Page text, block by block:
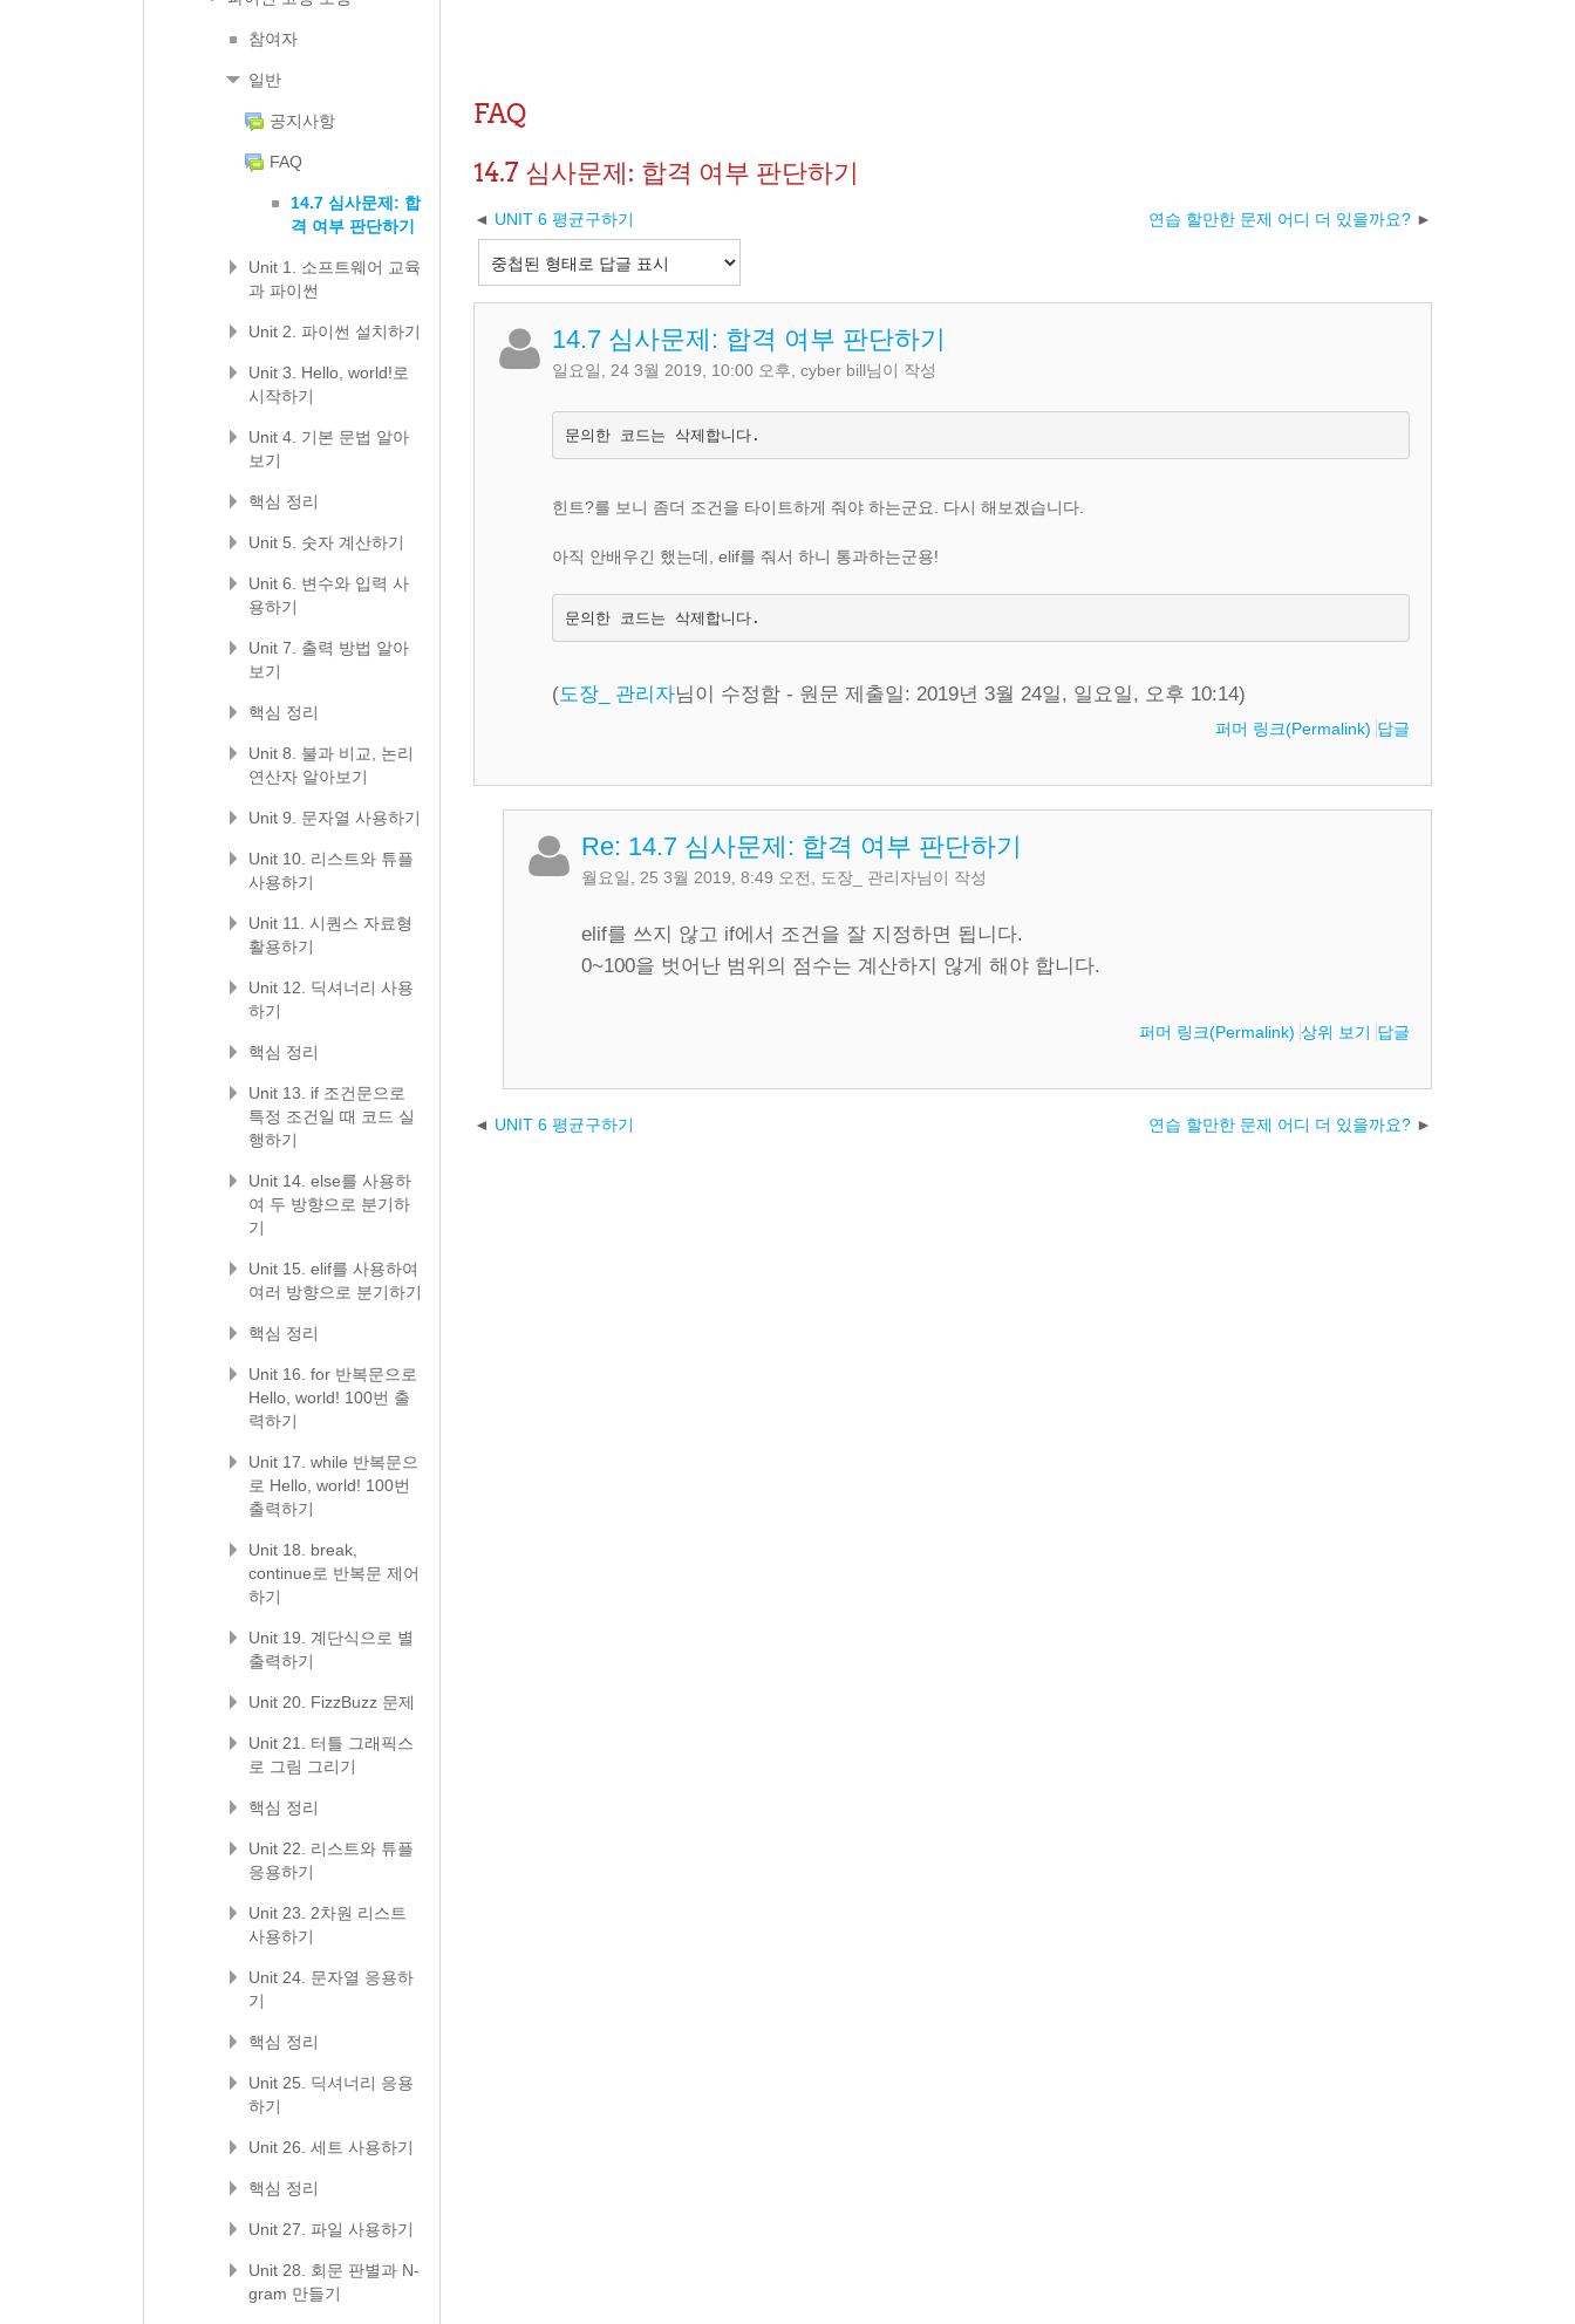
FAQ
14.7 심사문제: 합격 여부 판단하기
UNIT 6 평균구하기 연습 할만한 문제 어디 더 있을까요?
14.7 심사문제: 합격 여부 판단하기
일요일, 24 3월 2019, 10:00 오후 ,cyber bill님이 작성
문의한 코드는 삭제합니다.
힌트?를 보니 좀더 조건을 타이트하게 줘야 하는군요. 다시 해보겠습니다.
아직 안배우긴 했는데, elif를 줘서 하니 통과하는군용!
문의한 코드는 삭제합니다.
(도장_ 관리자님이 수정함 - 원문 제출일: 2019년 3월 24일, 일요일, 오후 10:14)
퍼머 링크(Permalink) 답글
Re: 14.7 심사문제: 합격 여부 판단하기
월요일, 25 3월 2019, 8:49 오전 도장_ 관리자님이 작성
elif를 쓰지 않고 if에서 조건을 잘 지정하면 됩니다.
0~100을 벗어난 범위의 점수는 계산하지 않게 해야 합니다.
퍼머 링크(Permalink) 상위 보기 답글
UNIT 6 평균구하기 연습 할만한 문제 어디 더 있을까요?
참여자
일반
공지사항
FAQ
14.7 심사문제: 합
격 여부 판단하기
Unit 1. 소프트웨어 교육
과 파이썬
Unit 2. 파이썬 설치하기
Unit 3. Hello, world!로
시작하기
Unit 4. 기본 문법 알아
보기
핵심 정리
Unit 5. 숫자 계산하기
Unit 6. 변수와 입력 사
용하기
Unit 7. 출력 방법 알아
보기
핵심 정리
Unit 8. 불과 비교, 논리
연산자 알아보기
Unit 9. 문자열 사용하기
Unit 10. 리스트와 튜플
사용하기
Unit 11. 시퀀스 자료형
활용하기
Unit 12. 딕셔너리 사용
하기
핵심 정리
Unit 13. if 조건문으로
특정 조건일 때 코드 실
행하기
Unit 14. else를 사용하
여 두 방향으로 분기하
기
Unit 15. elif를 사용하여
여러 방향으로 분기하기
핵심 정리
Unit 16. for 반복문으로
Hello, world! 100번 출
력하기
Unit 17. while 반복문으
로 Hello, world! 100번
출력하기
Unit 18. break,
continue로 반복문 제어
하기
Unit 19. 계단식으로 별
출력하기
Unit 20. FizzBuzz 문제
Unit 21. 터틀 그래픽스
로 그림 그리기
핵심 정리
Unit 22. 리스트와 튜플
응용하기
Unit 23. 2차원 리스트
사용하기
Unit 24. 문자열 응용하
기
핵심 정리
Unit 25. 딕셔너리 응용
하기
Unit 26. 세트 사용하기
핵심 정리
Unit 27. 파일 사용하기
Unit 28. 회문 판별과 N-
gram 만들기